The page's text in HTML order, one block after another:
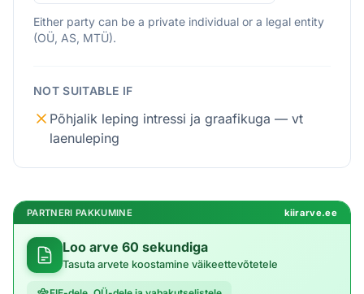
Either party can be a private individual or a legal entity
(OÜ, AS, MTÜ).
NOT SUITABLE IF
Põhjalik leping intressi ja graafikuga — vt
laenuleping
PARTNERI PAKKUMINE kiirarve.ee
Loo arve 60 sekundiga
Tasuta arvete koostamine väikeettevõtetele